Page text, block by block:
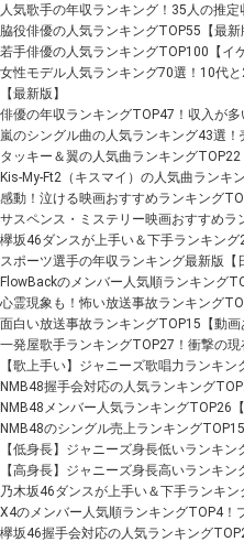
人気歌手の年収ランキング！35人の推定
脇役俳優の人気ランキングTOP55【最新
若手俳優の人気ランキングTOP100【イ
女性モデル人気ランキング70選！10代
【最新版】
俳優の年収ランキングTOP47！収入が多
嵐のシングル曲の人気ランキング43選！
タッキー＆翼の人気曲ランキングTOP22
Kis-My-Ft2（キスマイ）の人気曲ランキ
感動！泣ける映画おすすめランキング
サスペンス・ミステリー映画おすすめラ
欅坂46ダンスが上手い＆下手ランキング
スポーツ選手の年収ランキング最新版【
FlowBackのメンバー人気順ランキング
心霊現象も！怖い放送事故ランキング
面白い放送事故ランキングTOP15【動画
一発屋歌手ランキングTOP27！衝撃の現
【歌上手い】ジャニーズ歌唱力ランキン
NMB48握手会対応の人気ランキング
NMB48メンバー人気ランキングTOP26【
NMB48のシングル売上ランキングTOP15
【低身長】ジャニーズ身長低いランキン
【高身長】ジャニーズ身長高いランキン
乃木坂46ダンスが上手い＆下手ランキン
X4のメンバー人気順ランキングTOP4！
欅坂46握手会対応の人気ランキング